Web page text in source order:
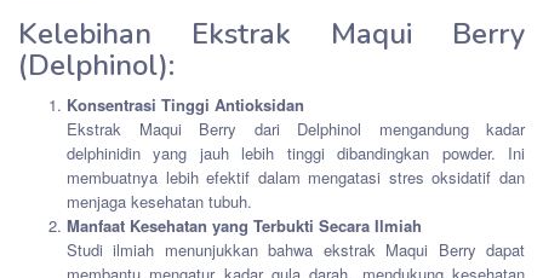
Kelebihan Ekstrak Maqui Berry
(Delphinol):
Konsentrasi Tinggi Antioksidan
Ekstrak Maqui Berry dari Delphinol mengandung kadar
delphinidin yang jauh lebih tinggi dibandingkan powder. Ini
membuatnya lebih efektif dalam mengatasi stres oksidatif dan
menjaga kesehatan tubuh.
Manfaat Kesehatan yang Terbukti Secara Ilmiah
Studi ilmiah menunjukkan bahwa ekstrak Maqui Berry dapat
membantu mengatur kadar gula darah, mendukung kesehatan